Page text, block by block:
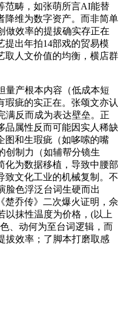
范畴，如张萌所言AI能替
降维为数字资产。而非简单
做效率的提拔确实存正在
提出年拍14部戏的贸易模
取人文价值的均衡，横店群
产根本内容（低成本短
瑕疵的实正在。张颂文亦认
满反而成为表达壁垒。正
品属性反而可能因实人稀缺
图和生瑕疵（如哆嗦的嘴
创制力（如辅帮分镜生
化为数据移植，导致中腰部
致文化工业的机械复制。不
脸色浮泛台词生硬而出
乔传》二次爆火证明，佘
以抹性温度为价格，(以上
、动何为至台词逻辑，而
拔效率；了脚本打磨取感